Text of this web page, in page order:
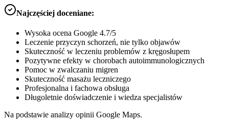
Najczęściej doceniane:
Wysoka ocena Google 4.7/5
Leczenie przyczyn schorzeń, nie tylko objawów
Skuteczność w leczeniu problemów z kręgosłupem
Pozytywne efekty w chorobach autoimmunologicznych
Pomoc w zwalczaniu migren
Skuteczność masażu leczniczego
Profesjonalna i fachowa obsługa
Długoletnie doświadczenie i wiedza specjalistów
Na podstawie analizy opinii Google Maps.